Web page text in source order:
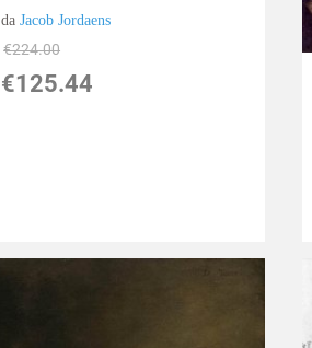
daJacob Jordaens
€224.00
€125.44